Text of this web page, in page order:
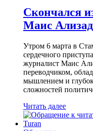
Скончался
Маис
Утром 6 марта в
сердечного
журналист Маис
переводчиком,
мышлением и
сложностей
Читать далее